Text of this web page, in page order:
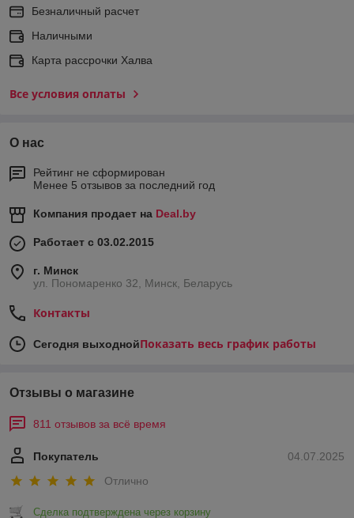
Безналичный расчет
Наличными
Карта рассрочки Халва
Все условия оплаты
О нас
Рейтинг не сформирован
Менее 5 отзывов за последний год
Компания продает на Deal.by
Работает с 03.02.2015
г. Минск
ул. Пономаренко 32, Минск, Беларусь
Контакты
Сегодня выходнойПоказать весь график работы
Отзывы о магазине
811 отзывов за всё время
04.07.2025
Покупатель
Отлично
Сделка подтверждена через корзину